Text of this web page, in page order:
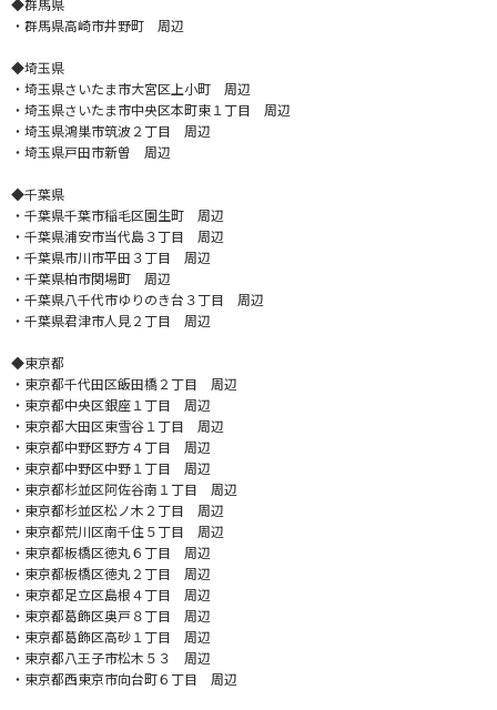
◆群馬県
・群馬県高崎市井野町 周辺
◆埼玉県
・埼玉県さいたま市大宮区上小町 周辺
・埼玉県さいたま市中央区本町東１丁目 周辺
・埼玉県鴻巣市筑波２丁目 周辺
・埼玉県戸田市新曽 周辺
◆千葉県
・千葉県千葉市稲毛区園生町 周辺
・千葉県浦安市当代島３丁目 周辺
・千葉県市川市平田３丁目 周辺
・千葉県柏市関場町 周辺
・千葉県八千代市ゆりのき台３丁目 周辺
・千葉県君津市人見２丁目 周辺
◆東京都
・東京都千代田区飯田橋２丁目 周辺
・東京都中央区銀座１丁目 周辺
・東京都大田区東雪谷１丁目 周辺
・東京都中野区野方４丁目 周辺
・東京都中野区中野１丁目 周辺
・東京都杉並区阿佐谷南１丁目 周辺
・東京都杉並区松ノ木２丁目 周辺
・東京都荒川区南千住５丁目 周辺
・東京都板橋区徳丸６丁目 周辺
・東京都板橋区徳丸２丁目 周辺
・東京都足立区島根４丁目 周辺
・東京都葛飾区奥戸８丁目 周辺
・東京都葛飾区高砂１丁目 周辺
・東京都八王子市松木５３ 周辺
・東京都西東京市向台町６丁目 周辺